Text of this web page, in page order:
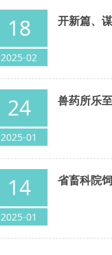
18
2025-02
开新篇、
24
2025-01
兽药所乐
14
2025-01
省畜科院